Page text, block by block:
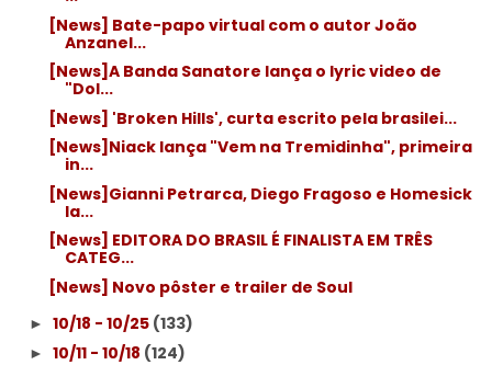
[News] Bate-papo virtual com o autor João
Anzanel...
[News]A Banda Sanatore lança o lyric video de
"Dol...
[News] 'Broken Hills', curta escrito pela brasilei...
[News]Niack lança "Vem na Tremidinha", primeira
in...
[News]Gianni Petrarca, Diego Fragoso e Homesick
la...
[News] EDITORA DO BRASIL É FINALISTA EM TRÊS
CATEG...
[News] Novo pôster e trailer de Soul
► 10/18 - 10/25 (133)
► 10/11 - 10/18 (124)